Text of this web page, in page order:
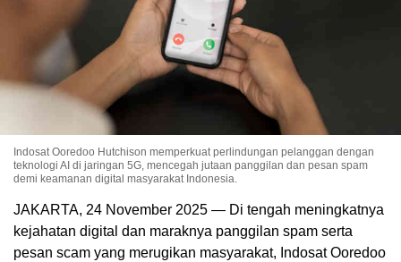
Indosat Ooredoo Hutchison memperkuat perlindungan pelanggan dengan
teknologi AI di jaringan 5G, mencegah jutaan panggilan dan pesan spam
demi keamanan digital masyarakat Indonesia.
JAKARTA, 24 November 2025 — Di tengah meningkatnya
kejahatan digital dan maraknya panggilan spam serta
pesan scam yang merugikan masyarakat, Indosat Ooredoo